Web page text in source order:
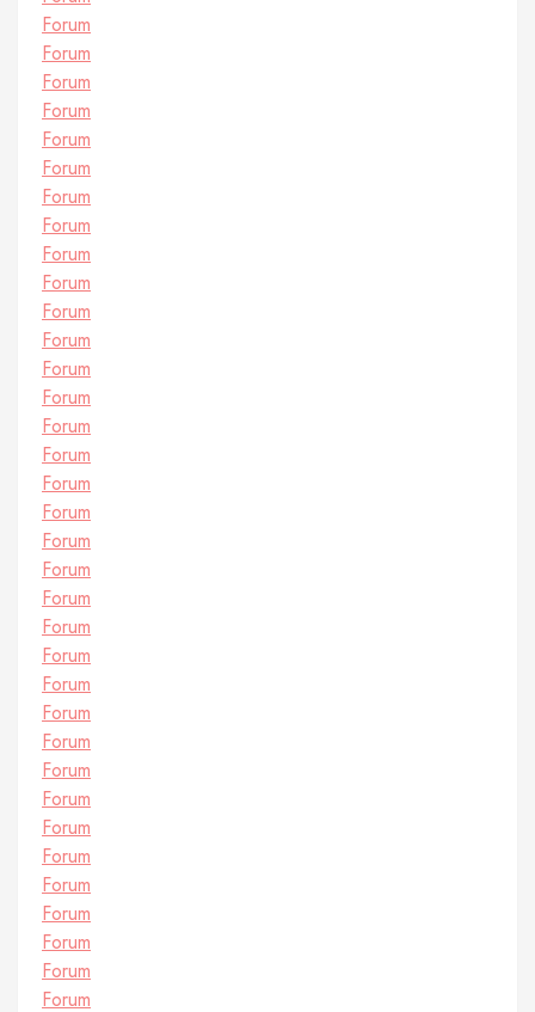
Forum
Forum
Forum
Forum
Forum
Forum
Forum
Forum
Forum
Forum
Forum
Forum
Forum
Forum
Forum
Forum
Forum
Forum
Forum
Forum
Forum
Forum
Forum
Forum
Forum
Forum
Forum
Forum
Forum
Forum
Forum
Forum
Forum
Forum
Forum